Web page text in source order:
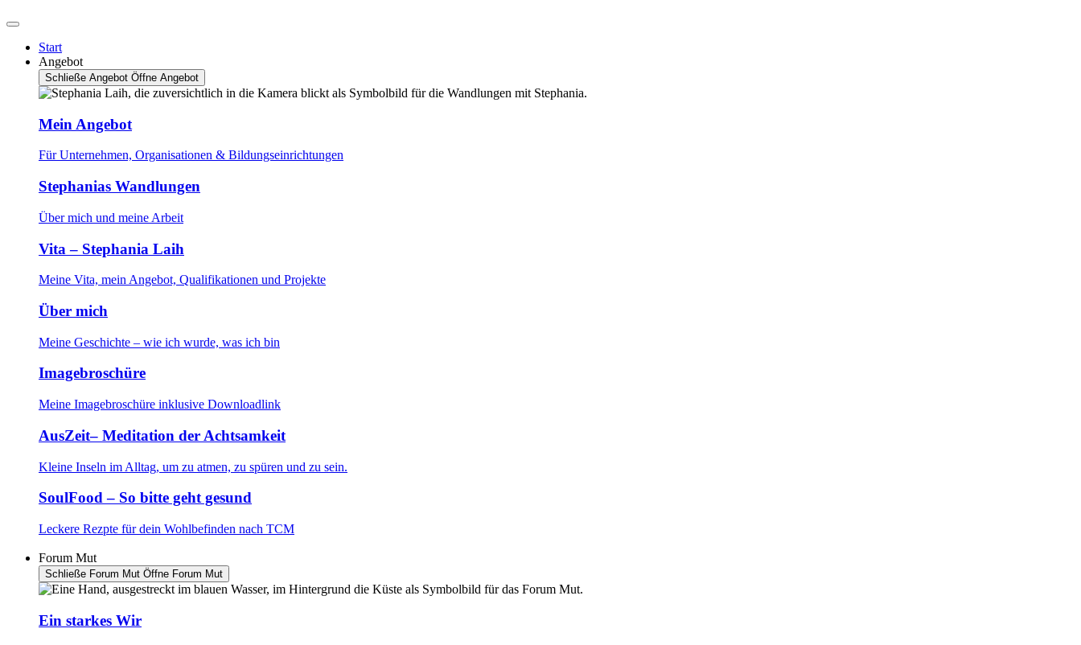
Start
Angebot
Schließe Angebot Öffne Angebot
Mein Angebot
Für Unternehmen, Organisationen & Bildungseinrichtungen
Stephanias Wandlungen
Über mich und meine Arbeit
Vita – Stephania Laih
Meine Vita, mein Angebot, Qualifikationen und Projekte
Über mich
Meine Geschichte – wie ich wurde, was ich bin
Imagebroschüre
Meine Imagebroschüre inklusive Downloadlink
AusZeit– Meditation der Achtsamkeit
Kleine Inseln im Alltag, um zu atmen, zu spüren und zu sein.
SoulFood – So bitte geht gesund
Leckere Rezpte für dein Wohlbefinden nach TCM
Forum Mut
Schließe Forum Mut Öffne Forum Mut
Ein starkes Wir